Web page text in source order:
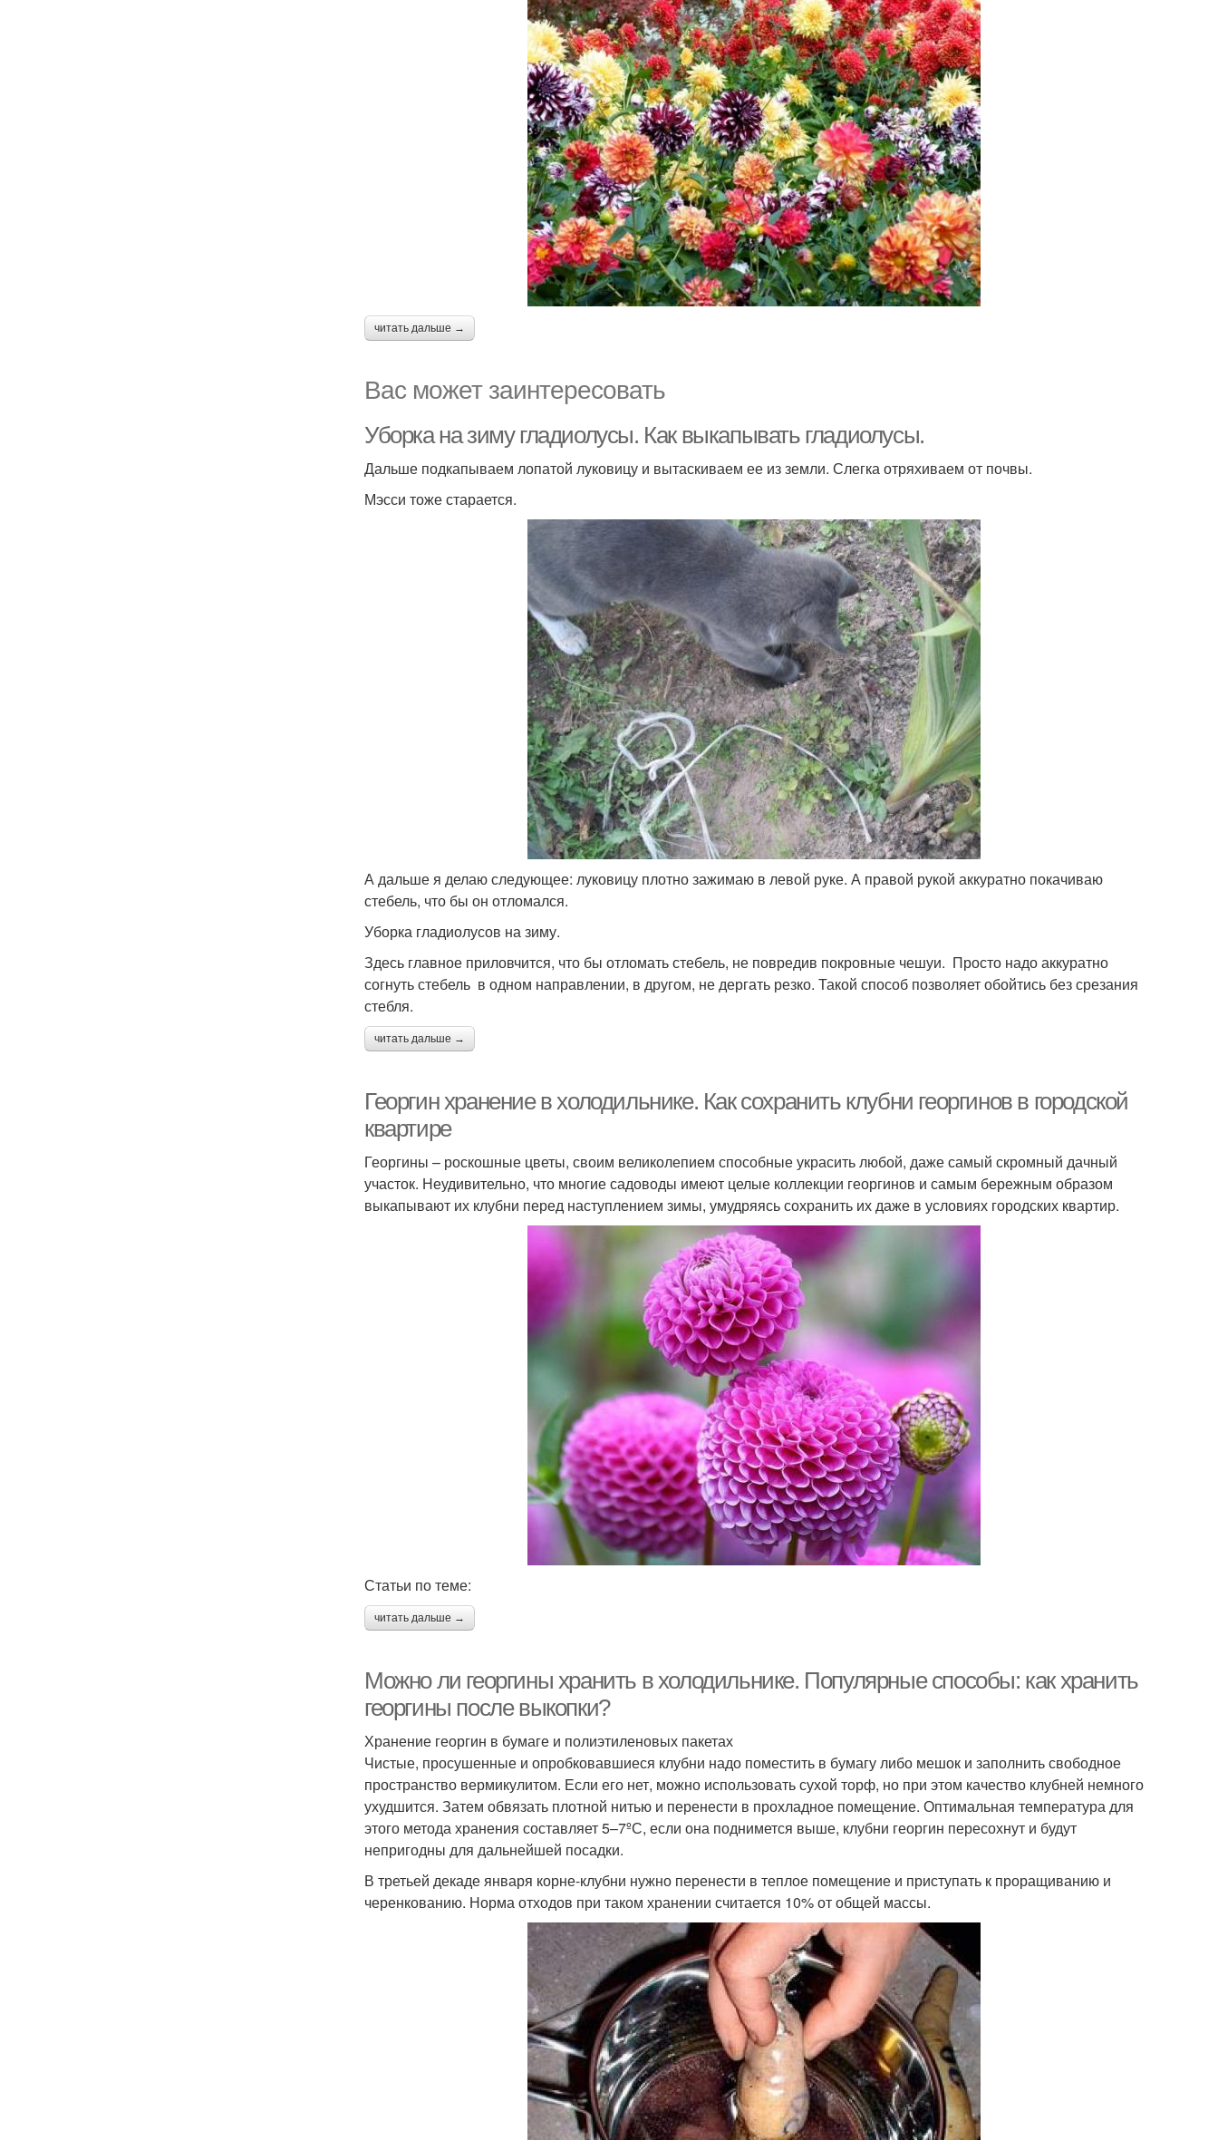
читать дальше →
Вас может заинтересовать
Уборка на зиму гладиолусы. Как выкапывать гладиолусы.
Дальше подкапываем лопатой луковицу и вытаскиваем ее из земли. Слегка отряхиваем от почвы.
Мэсси тоже старается.
А дальше я делаю следующее: луковицу плотно зажимаю в левой руке. А правой рукой аккуратно покачиваю
стебель, что бы он отломался.
Уборка гладиолусов на зиму.
Здесь главное приловчится, что бы отломать стебель, не повредив покровные чешуи. Просто надо аккуратно
согнуть стебель в одном направлении, в другом, не дергать резко. Такой способ позволяет обойтись без срезания
стебля.
читать дальше →
Георгин хранение в холодильнике. Как сохранить клубни георгинов в городской
квартире
Георгины – роскошные цветы, своим великолепием способные украсить любой, даже самый скромный дачный
участок. Неудивительно, что многие садоводы имеют целые коллекции георгинов и самым бережным образом
выкапывают их клубни перед наступлением зимы, умудряясь сохранить их даже в условиях городских квартир.
Статьи по теме:
читать дальше →
Можно ли георгины хранить в холодильнике. Популярные способы: как хранить
георгины после выкопки?
Хранение георгин в бумаге и полиэтиленовых пакетах
Чистые, просушенные и опробковавшиеся клубни надо поместить в бумагу либо мешок и заполнить свободное
пространство вермикулитом. Если его нет, можно использовать сухой торф, но при этом качество клубней немного
ухудшится. Затем обвязать плотной нитью и перенести в прохладное помещение. Оптимальная температура для
этого метода хранения составляет 5–7ºС, если она поднимется выше, клубни георгин пересохнут и будут
непригодны для дальнейшей посадки.
В третьей декаде января корне-клубни нужно перенести в теплое помещение и приступать к проращиванию и
черенкованию. Норма отходов при таком хранении считается 10% от общей массы.